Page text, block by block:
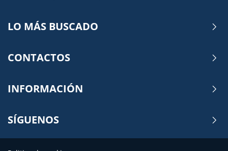
LO MÁS BUSCADO
CONTACTOS
INFORMACIÓN
SÍGUENOS